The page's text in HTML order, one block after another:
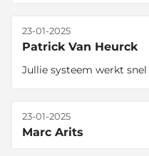
Patrick Van Heurck
23-01-2025
Jullie systeem werkt
Marc Arits
23-01-2025